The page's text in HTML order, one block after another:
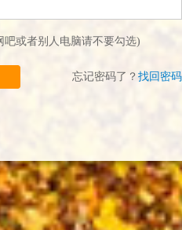
吧或者别人电脑请不要勾选)
忘记密码了？ 找回密码